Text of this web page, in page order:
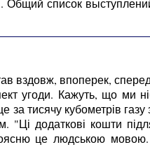
вздовж, впоперек,
угоди. Кажуть, що ми
тисячу кубометрів
додаткові кошти
це людською